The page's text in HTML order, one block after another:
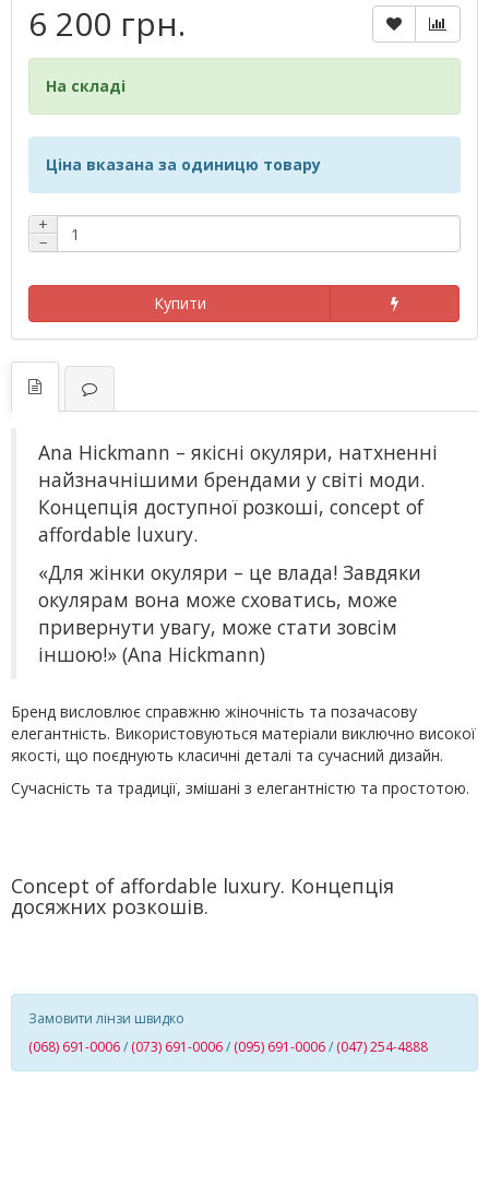
6 200 грн.
На складі
Ціна вказана за одиницю товару
+
−
Купити
Ana Hickmann – якісні окуляри, натхненні
найзначнішими брендами у світі моди.
Концепція доступної розкоші, concept of
affordable luxury.
«Для жінки окуляри – це влада! Завдяки
окулярам вона може сховатись, може
привернути увагу, може стати зовсім
іншою!» (Ana Hickmann)
Бренд висловлює справжню жіночність та позачасову
елегантність. Використовуються матеріали виключно високої
якості, що поєднують класичні деталі та сучасний дизайн.
Сучасність та традиції, змішані з елегантністю та простотою.
Concept of affordable luxury. Концепція
досяжних розкошів.
Замовити лінзи швидко
(068) 691-0006/ (073) 691-0006/ (095) 691-0006/ (047) 254-4888